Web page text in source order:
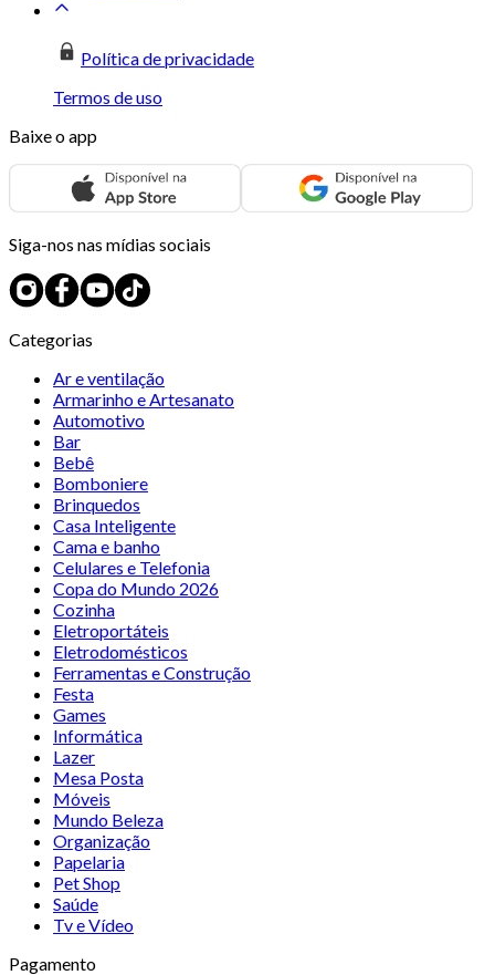
Política de privacidade
Termos de uso
Baixe o app
Siga-nos nas mídias sociais
Categorias
Ar e ventilação
Armarinho e Artesanato
Automotivo
Bar
Bebê
Bomboniere
Brinquedos
Casa Inteligente
Cama e banho
Celulares e Telefonia
Copa do Mundo 2026
Cozinha
Eletroportáteis
Eletrodomésticos
Ferramentas e Construção
Festa
Games
Informática
Lazer
Mesa Posta
Móveis
Mundo Beleza
Organização
Papelaria
Pet Shop
Saúde
Tv e Vídeo
Pagamento